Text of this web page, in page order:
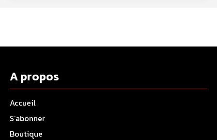
A propos
Accueil
S’abonner
Boutique